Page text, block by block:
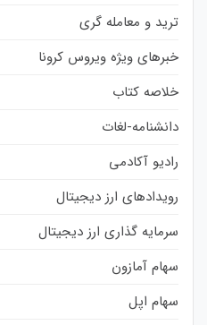
ترید و معامله گری
خبرهای ویژه ویروس کرونا
خلاصه کتاب
دانشنامه-لغات
رادیو آکادمی
رویدادهای ارز دیجیتال
سرمایه گذاری ارز دیجیتال
سهام آمازون
سهام اپل